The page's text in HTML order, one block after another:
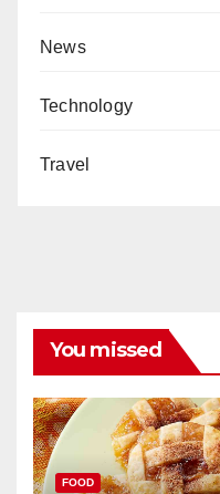
News
Technology
Travel
You missed
FOOD